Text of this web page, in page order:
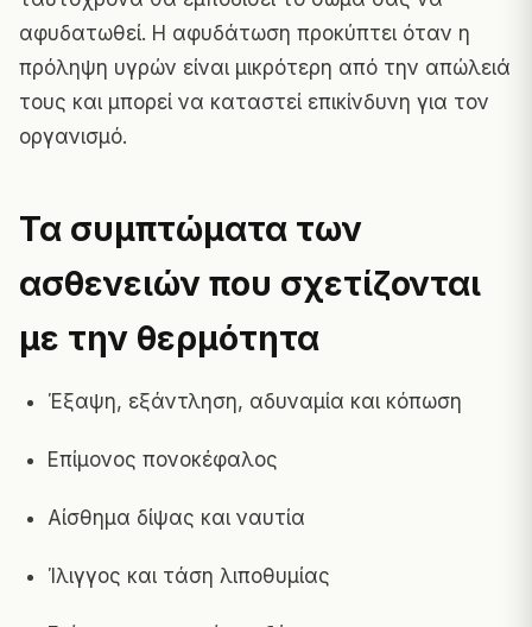
αφυδατωθεί. Η αφυδάτωση προκύπτει όταν η
πρόληψη υγρών είναι μικρότερη από την απώλειά
τους και μπορεί να καταστεί επικίνδυνη για τον
οργανισμό.
Τα συμπτώματα των
ασθενειών που σχετίζονται
με την θερμότητα
Έξαψη, εξάντληση, αδυναμία και κόπωση
Επίμονος πονοκέφαλος
Αίσθημα δίψας και ναυτία
Ίλιγγος και τάση λιποθυμίας